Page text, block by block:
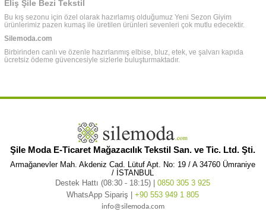
Eliş Şile Bezi Tekstil
Bu kış sezonu için özel olarak hazırlamış olduğumuz Yeni Sezon Giyim
ürünlerimiz pazen kumaş ile üretilen ürünleri sevenleri çok mutlu edecektir.
Silemoda.com
Birbirinden canlı ve özenle hazırlanmış elbise, bluz, etek, ve şalvarı kapıda
ücretsiz ödeme güvencesiyle sizlerle buluşturmaktadır.
Şile Moda E-Ticaret Mağazacılık Tekstil San. ve Tic. Ltd. Şti.
Armağanevler Mah. Akdeniz Cad. Lütuf Apt. No: 19 / A 34760 Ümraniye
/ İSTANBUL
Destek Hattı (08:30 - 18:15) |0850 305 3 925
WhatsApp Sipariş |+90 553 949 1 805
info@silemoda.com